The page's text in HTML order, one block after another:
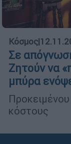
Κόσμος|
Σε
Ζητούν να
μπύρα
κόστους